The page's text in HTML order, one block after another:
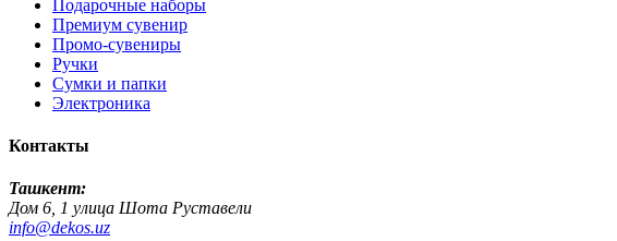
Подарочные наборы
Премиум сувенир
Промо-сувениры
Ручки
Сумки и папки
Электроника
Контакты
Ташкент:
Дом 6, 1 улица Шота Руставели
info@dekos.uz